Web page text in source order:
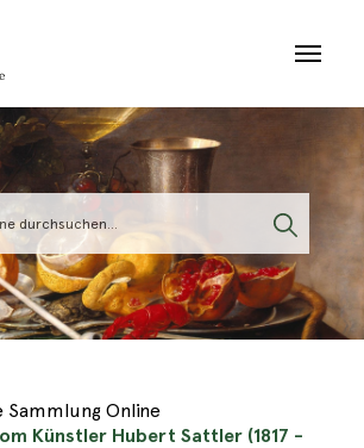
Sammlung Online
Künstler Hubert Sattler (1817 -